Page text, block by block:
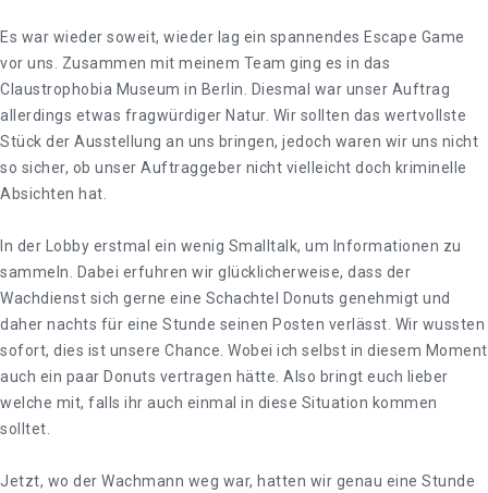
Es war wieder soweit, wieder lag ein spannendes Escape Game
vor uns. Zusammen mit meinem Team ging es in das
Claustrophobia Museum in Berlin. Diesmal war unser Auftrag
allerdings etwas fragwürdiger Natur. Wir sollten das wertvollste
Stück der Ausstellung an uns bringen, jedoch waren wir uns nicht
so sicher, ob unser Auftraggeber nicht vielleicht doch kriminelle
Absichten hat.
In der Lobby erstmal ein wenig Smalltalk, um Informationen zu
sammeln. Dabei erfuhren wir glücklicherweise, dass der
Wachdienst sich gerne eine Schachtel Donuts genehmigt und
daher nachts für eine Stunde seinen Posten verlässt. Wir wussten
sofort, dies ist unsere Chance. Wobei ich selbst in diesem Moment
auch ein paar Donuts vertragen hätte. Also bringt euch lieber
welche mit, falls ihr auch einmal in diese Situation kommen
solltet.
Jetzt, wo der Wachmann weg war, hatten wir genau eine Stunde